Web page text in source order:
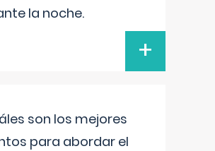
la noche.
+
son los mejores
para abordar el